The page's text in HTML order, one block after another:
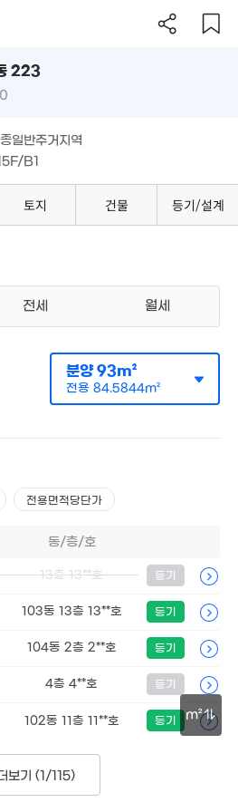
매매 2억 7800만원
전용85m²
계약일 '26. 06
'23. 10
'23. 04
3.53억
5,530만
m²
223
일반주거지역
B1
토지 건물 등기/설계
전세 월세
분양93m²
전용 84.5844m²
전용면적당단가
동/층/호
13층 13**호 등기
103동 13층 13**호 등기
104동 2층 2**호 등기
4층 4**호 등기
102동 11층 11**호 등기
더보기 (1/115)